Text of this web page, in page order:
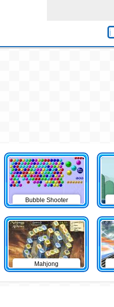
Bubble Shooter
Mahjong